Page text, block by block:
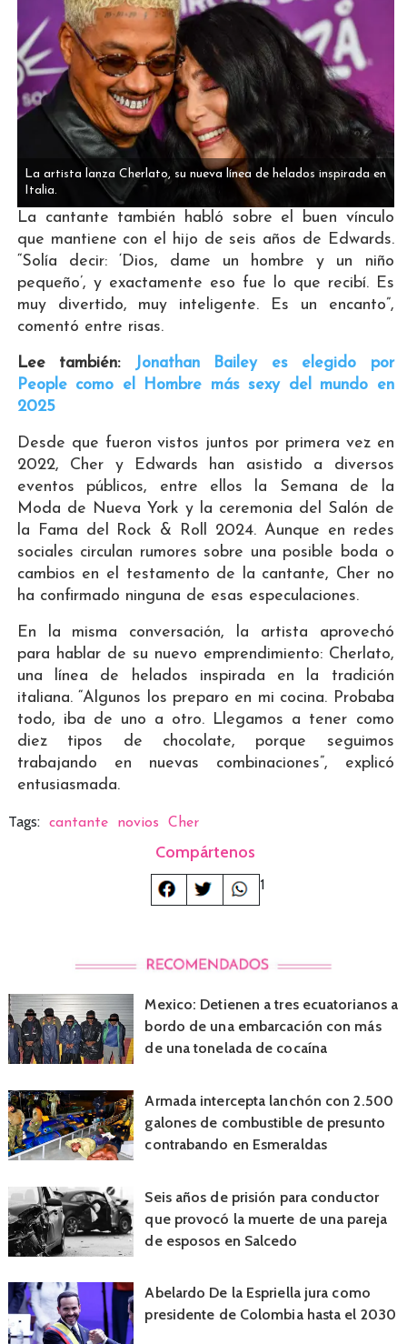
La artista lanza Cherlato, su nueva línea de helados inspirada en
Italia.
La cantante también habló sobre el buen vínculo
que mantiene con el hijo de seis años de Edwards.
“Solía decir: ‘Dios, dame un hombre y un niño
pequeño’, y exactamente eso fue lo que recibí. Es
muy divertido, muy inteligente. Es un encanto”,
comentó entre risas.
Lee también:
Jonathan Bailey es elegido por
People como el Hombre más sexy del mundo en
2025
Desde que fueron vistos juntos por primera vez en
2022, Cher y Edwards han asistido a diversos
eventos públicos, entre ellos la Semana de la
Moda de Nueva York y la ceremonia del Salón de
la Fama del Rock & Roll 2024. Aunque en redes
sociales circulan rumores sobre una posible boda o
cambios en el testamento de la cantante, Cher no
ha confirmado ninguna de esas especulaciones.
En la misma conversación, la artista aprovechó
para hablar de su nuevo emprendimiento: Cherlato,
una línea de helados inspirada en la tradición
italiana. “Algunos los preparo en mi cocina. Probaba
todo, iba de uno a otro. Llegamos a tener como
diez tipos de chocolate, porque seguimos
trabajando en nuevas combinaciones”, explicó
entusiasmada.
Tags: cantante novios Cher
Compártenos
1
Mexico: Detienen a tres ecuatorianos a
bordo de una embarcación con más
de una tonelada de cocaína
Armada intercepta lanchón con 2.500
galones de combustible de presunto
contrabando en Esmeraldas
Seis años de prisión para conductor
que provocó la muerte de una pareja
de esposos en Salcedo
Abelardo De la Espriella jura como
presidente de Colombia hasta el 2030